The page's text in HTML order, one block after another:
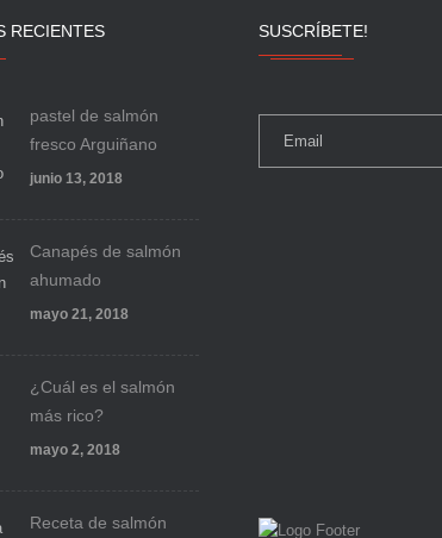
RECIENTES
pastel de salmón
fresco Arguiñano
junio 13, 2018
Canapés de salmón
ahumado
mayo 21, 2018
¿Cuál es el salmón
más rico?
mayo 2, 2018
Receta de salmón
SUSCRÍBETE!